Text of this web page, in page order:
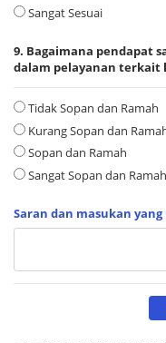
Sangat Sesuai
9. Bagaimana pendapat
dalam pelayanan terkait
Tidak Sopan dan Ramah
Kurang Sopan dan
Sopan dan Ramah
Sangat Sopan dan Ramah
Saran dan masukan